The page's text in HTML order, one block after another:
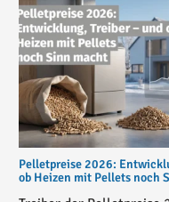
Pelletpreise 2026:
ob Heizen mit Pellets noch